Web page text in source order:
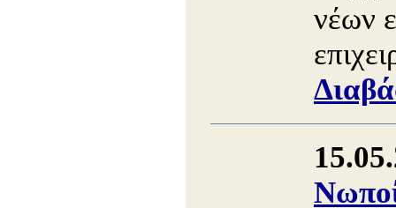
νέων